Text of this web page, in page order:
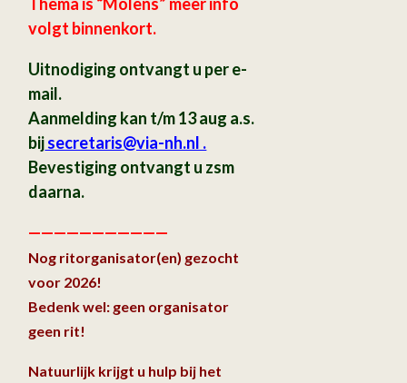
Thema is “Molens” meer info
volgt binnenkort.
Uitnodiging ontvangt u per e-
mail.
Aanmelding kan t/m 13 aug a.s.
bijsecretaris@via-nh.nl .
Bevestiging ontvangt u zsm
daarna.
———————————
Nog ritorganisator(en) gezocht
voor 2026!
Bedenk wel: geen organisator
geen rit!
Natuurlijk krijgt u hulp bij het